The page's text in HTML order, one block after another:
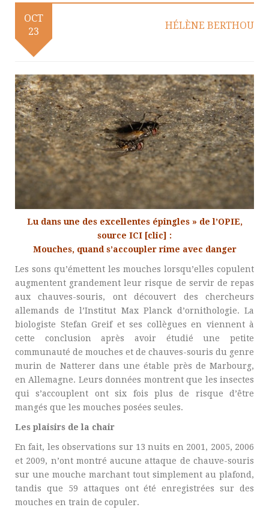
OCT
23
HÉLÈNE BERTHOU
Lu dans une des excellentes épingles » de l’OPIE,
source ICI [clic] :
Mouches, quand s’accoupler rime avec danger
Les sons qu’émettent les mouches lorsqu’elles copulent
augmentent grandement leur risque de servir de repas
aux chauves-souris, ont découvert des chercheurs
allemands de l’Institut Max Planck d’ornithologie. La
biologiste Stefan Greif et ses collègues en viennent à
cette conclusion après avoir étudié une petite
communauté de mouches et de chauves-souris du genre
murin de Natterer dans une étable près de Marbourg,
en Allemagne. Leurs données montrent que les insectes
qui s’accouplent ont six fois plus de risque d’être
mangés que les mouches posées seules.
Les plaisirs de la chair
En fait, les observations sur 13 nuits en 2001, 2005, 2006
et 2009, n’ont montré aucune attaque de chauve-souris
sur une mouche marchant tout simplement au plafond,
tandis que 59 attaques ont été enregistrées sur des
mouches en train de copuler.